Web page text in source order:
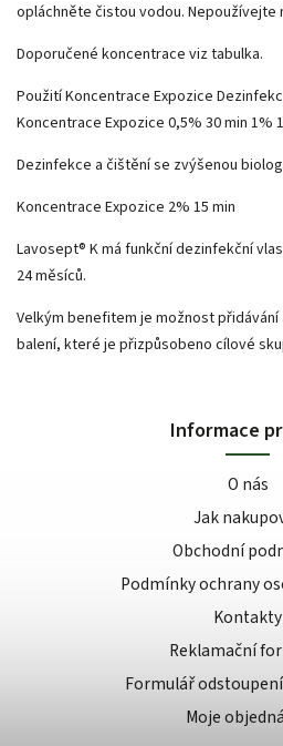
opláchněte čistou vodou. Nepoužívejte
Doporučené koncentrace viz tabulka.
Použití Koncentrace Expozice
Koncentrace Expozice 0,5% 30 min 1%
Dezinfekce a čištění se zvýšenou
Koncentrace Expozice 2% 15 min
Lavosept® K má funkční dezinfekční
24 měsíců.
Velkým benefitem je možnost
balení, které je přizpůsobeno cílové
Informace
O nás
Jak
Obchodní
Podmínky ochrany
Kontakty
Reklamační
Formulář
Moje